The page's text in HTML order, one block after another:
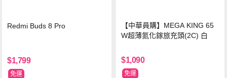
Redmi Buds 8 Pro
$1,799
免運
【中華員購】MEGA KING 65
W超薄氮化鎵旅充頭(2C) 白
$1,090
免運